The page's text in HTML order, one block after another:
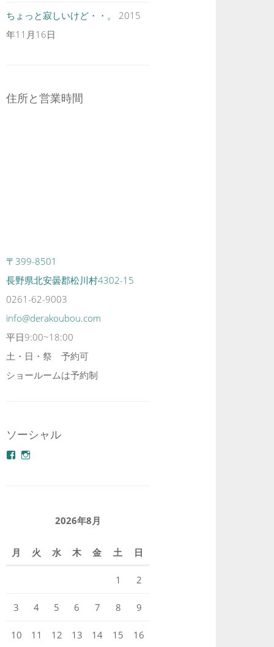
ちょっと寂しいけど・・。
2015
年11月16日
住所と営業時間
〒399-8501
長野県北安曇郡松川村4302-15
0261-62-9003
info@derakoubou.com
平日9:00~18:00
土・日・祭 予約可
ショールームは予約制
ソーシャル
azuminonoie
を
derakoubou
を
2026年8月
月 火 水 木 金 土 日
1 2
3 4 5 6 7 8 9
10 11 12 13 14 15 16